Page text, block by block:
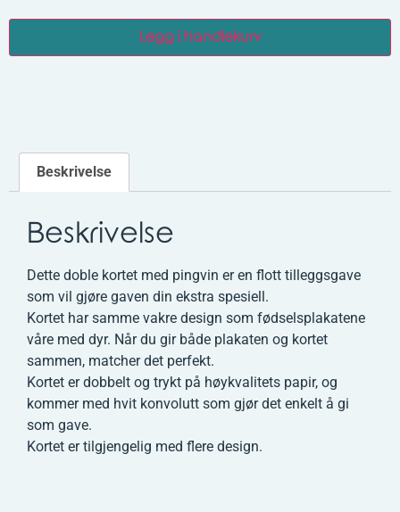
Legg i handlekurv
Beskrivelse
Beskrivelse
Dette doble kortet med pingvin er en flott tilleggsgave
som vil gjøre gaven din ekstra spesiell.
Kortet har samme vakre design som fødselsplakatene
våre med dyr. Når du gir både plakaten og kortet
sammen, matcher det perfekt.
Kortet er dobbelt og trykt på høykvalitets papir, og
kommer med hvit konvolutt som gjør det enkelt å gi
som gave.
Kortet er tilgjengelig med flere design.